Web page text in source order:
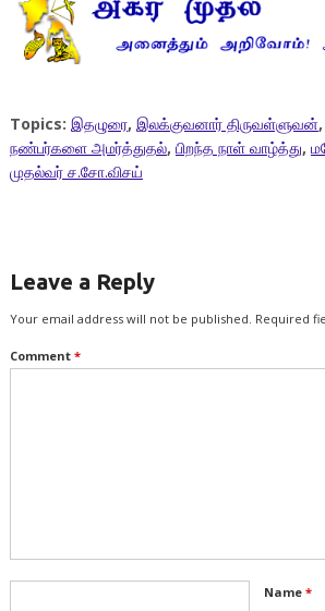
Topics: இதழுரை, இலக்குவனார் திருவள்ளுவன்,
நண்பர்களை அமர்த்துதல், பிறந்த நாள் வாழ்த்து,
முதல்வர் ச.சோ.விசய்
Leave a Reply
Your email address will not be published. Required
Comment *
Name *